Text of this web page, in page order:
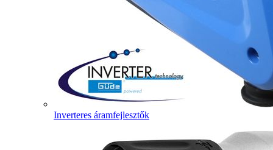
Inverteres áramfejlesztők